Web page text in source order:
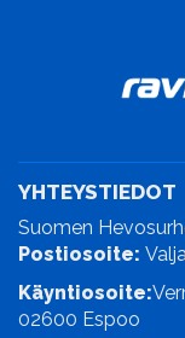
YHTEYSTIEDOT
Suomen
Postiosoite:
Käyntiosoite:
02600 Espoo